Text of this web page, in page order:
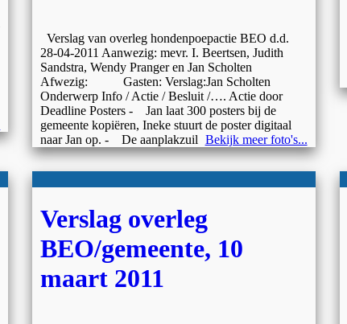
Verslag van overleg hondenpoepactie BEO d.d.
28-04-2011 Aanwezig: mevr. I. Beertsen, Judith
Sandstra, Wendy Pranger en Jan Scholten
Afwezig: Gasten: Verslag:Jan Scholten
Onderwerp Info / Actie / Besluit /…. Actie door
Deadline Posters - Jan laat 300 posters bij de
gemeente kopiëren, Ineke stuurt de poster digitaal
naar Jan op. - De aanplakzuil Bekijk meer foto's...
Verslag overleg
BEO/gemeente, 10
maart 2011